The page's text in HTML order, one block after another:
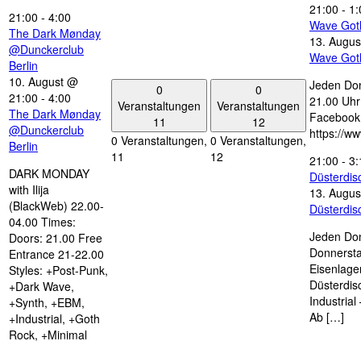
21:00 - 4:00
The Dark Mønday
@Dunckerclub
Berlin
10. August @
21:00 - 4:00
The Dark Mønday
@Dunckerclub
Berlin
DARK MONDAY
with Ilija
(BlackWeb) 22.00-
04.00 Times:
Doors: 21.00 Free
Entrance 21-22.00
Styles: +Post-Punk,
+Dark Wave,
+Synth, +EBM,
+Industrial, +Goth
Rock, +Minimal
0
Veranstaltungen
11
0 Veranstaltungen,
11
0
Veranstaltungen
12
0 Veranstaltungen,
12
21:00 -
Wave
13.
Wave
Jeden
21.00
https://
21:00 -
13.
Jeden
Industrial
Ab […]